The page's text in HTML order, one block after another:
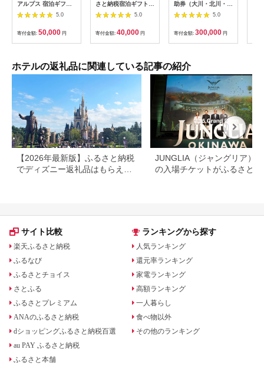
アルプス 宿泊ギフト
券（15,000円分）
【星野リゾート】
5.0
寄付金額: 50,000 円
さと納税宿泊ギフト券
(12,000円)
5.0
寄付金額: 40,000 円
助券（大川・北川・熱
川・片瀬・白田・稲取
5.0
寄付金額: 300,000 円
ホテルの返礼品に関連している記事の紹介
【2026年最新版】ふるさと納税
でディズニー返礼品はもらえ
JUNGLIA（ジャングリア）
の入場チケットがふるさと納
サイト比較
楽天ふるさと納税
ふるなび
ふるさとチョイス
さとふる
ふるさとプレミアム
ANAのふるさと納税
dショッピングふるさと納税百選
au PAY ふるさと納税
ふるさと本舗
ランキングから探す
人気ランキング
還元率ランキング
家電ランキング
高額ランキング
一人暮らし
食べ物以外
その他のランキング